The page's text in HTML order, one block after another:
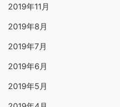
2019年11月
2019年8月
2019年7月
2019年6月
2019年5月